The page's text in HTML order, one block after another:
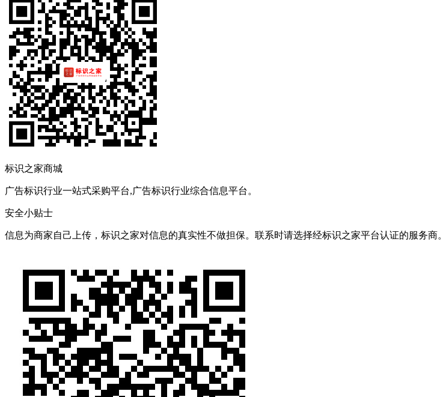
标识之家商城
广告标识行业一站式采购平台,广告标识行业综合信息平台。
安全小贴士
信息为商家自己上传，标识之家对信息的真实性不做担保。联系时请选择经标识之家平台认证的服务商。